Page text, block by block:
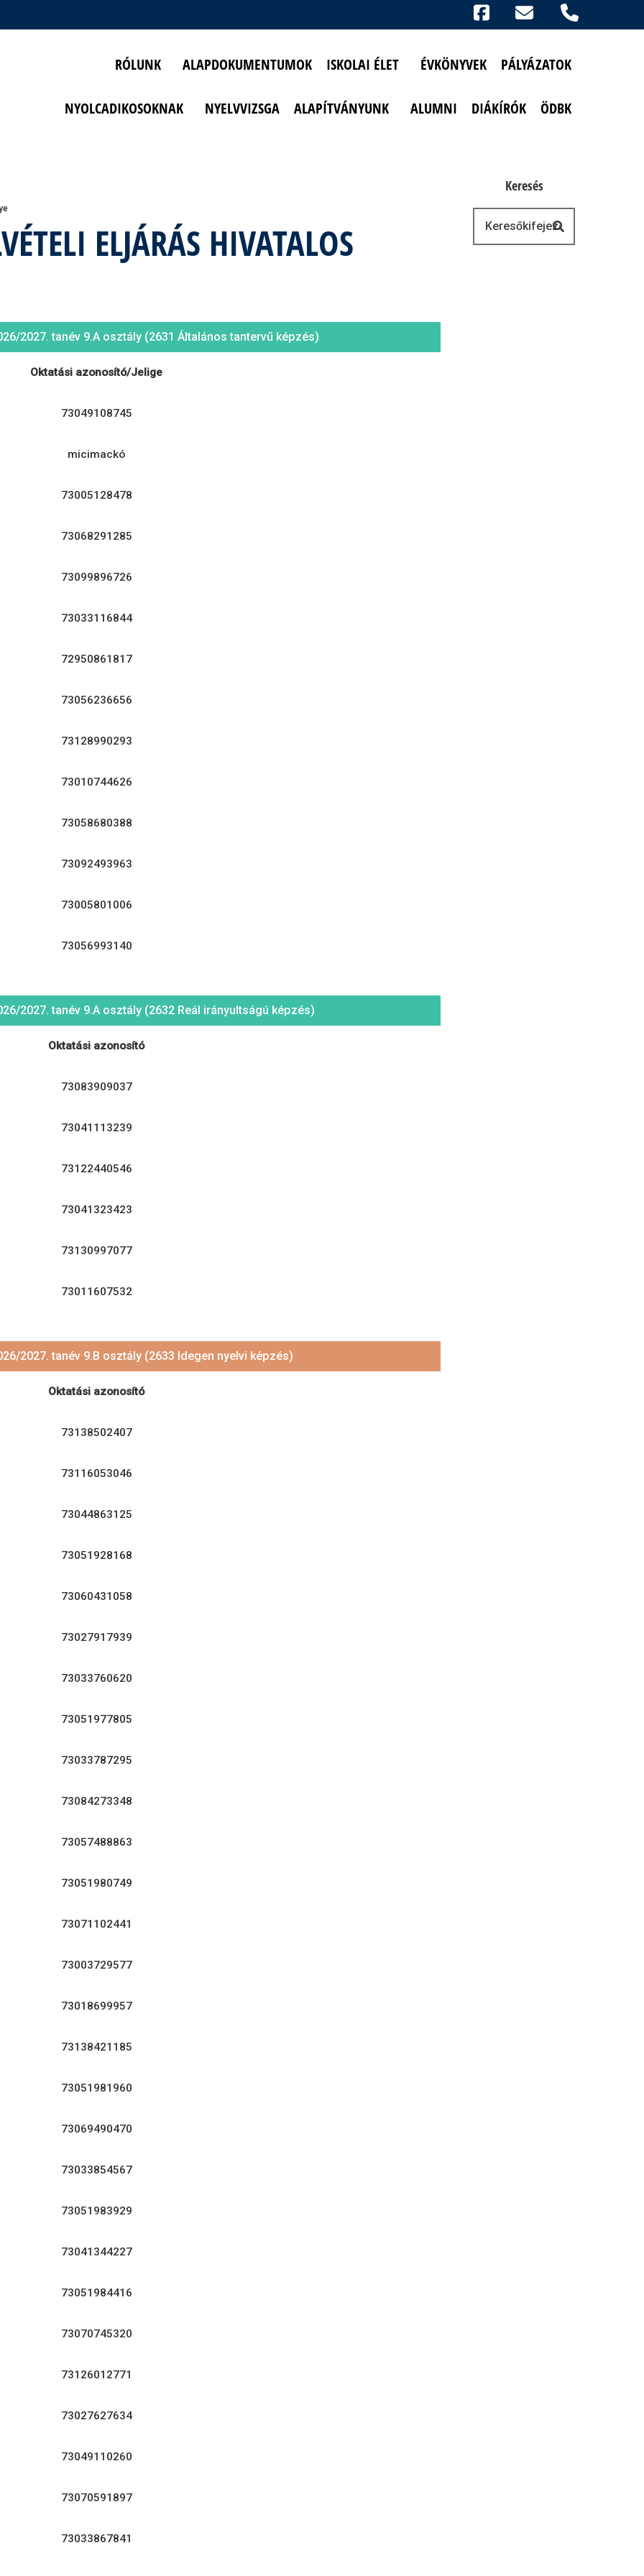
RÓLUNK ALAPDOKUMENTUMOK ISKOLAI ÉLET ÉVKÖNYVEK PÁLYÁZATOK
NYOLCADIKOSOKNAK NYELVVIZSGA ALAPÍTVÁNYUNK ALUMNI DIÁKÍRÓK ÖDBK
ELJÁRÁS HIVATALOS
2027. tanév 9.A osztály (2631 Általános tantervű képzés)
Oktatási azonosító/Jelige
73049108745
micimackó
73005128478
73068291285
73099896726
73033116844
72950861817
73056236656
73128990293
73010744626
73058680388
73092493963
73005801006
73056993140
2027. tanév 9.A osztály (2632 Reál irányultságú képzés)
Oktatási azonosító
73083909037
73041113239
73122440546
73041323423
73130997077
73011607532
2027. tanév 9.B osztály (2633 Idegen nyelvi képzés)
Oktatási azonosító
73138502407
73116053046
73044863125
73051928168
73060431058
73027917939
73033760620
73051977805
73033787295
73084273348
73057488863
73051980749
73071102441
73003729577
73018699957
73138421185
73051981960
73069490470
73033854567
73051983929
73041344227
73051984416
73070745320
73126012771
73027627634
73049110260
73070591897
73033867841
Keresés